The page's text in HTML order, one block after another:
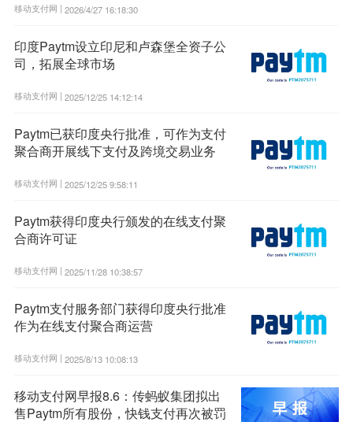
移动支付网 | 2026/4/27 16:18:30
印度Paytm设立印尼和卢森堡全资子公
司，拓展全球市场
移动支付网 | 2025/12/25 14:12:14
Paytm已获印度央行批准，可作为支付
聚合商开展线下支付及跨境交易业务
移动支付网 | 2025/12/25 9:58:11
Paytm获得印度央行颁发的在线支付聚
合商许可证
移动支付网 | 2025/11/28 10:38:57
Paytm支付服务部门获得印度央行批准
作为在线支付聚合商运营
移动支付网 | 2025/8/13 10:08:13
移动支付网早报8.6：传蚂蚁集团拟出
售Paytm所有股份，快钱支付再次被罚